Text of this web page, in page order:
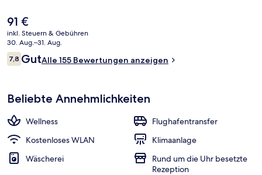
Möglichkeiten zum Mountainbiken nutzen. Weitere Highlights sind
eine Snackbar und ein kostenloser Fahrradverleih. Die öffentlichen
Verkehrsmittel sind ganz in der Nähe: Zur U-Bahn (Metrostation La
Malagueta) sind es nur 5 Gehminuten.
Der
aktuelle
Preis
beträgt
91 €.
91 €
inkl. Steuern & Gebühren
30. Aug.–31. Aug.
Bewertungen
7,87,8 von 10.
GutAlle 155 Bewertungen anzeigen
Beliebte Annehmlichkeiten
Wellness
Flughafentransfer
Kostenloses WLAN
Klimaanlage
Wäscherei
Rund um die Uhr besetzte
Rezeption